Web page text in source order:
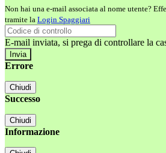
Non hai una e-mail associata al nome utente?
tramite la Login Spaggiari
E-mail inviata, si prega di controllare la
Errore
Chiudi
Successo
Chiudi
Informazione